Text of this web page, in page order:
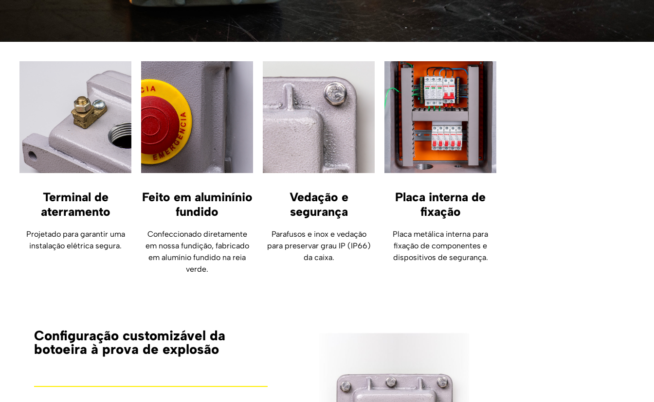
Terminal de
aterramento
Projetado para garantir uma
instalação elétrica segura.
Feito em aluminínio
fundido
Confeccionado diretamente
em nossa fundição, fabricado
em alumínio fundido na reia
verde.
Vedação e
segurança
Parafusos e inox e vedação
para preservar grau IP (IP66)
da caixa.
Placa interna de
fixação
Placa metálica interna para
fixação de componentes e
dispositivos de segurança.
Configuração customizável da
botoeira à prova de explosão